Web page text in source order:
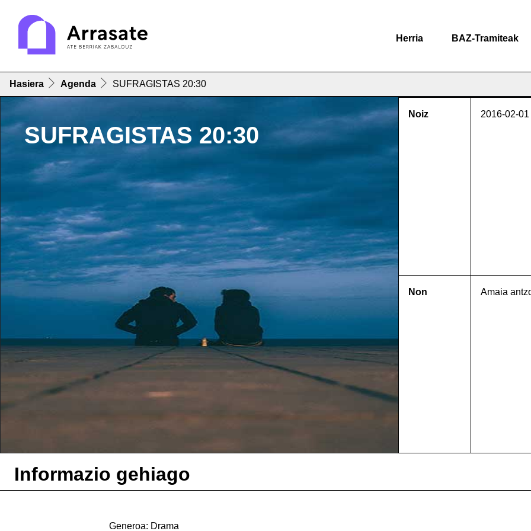
Herria BAZ-Tramiteak
Hasiera Agenda SUFRAGISTAS 20:30
SUFRAGISTAS 20:30
Noiz 2016-02-01
Non Amaia
Informazio gehiago
Generoa: Drama